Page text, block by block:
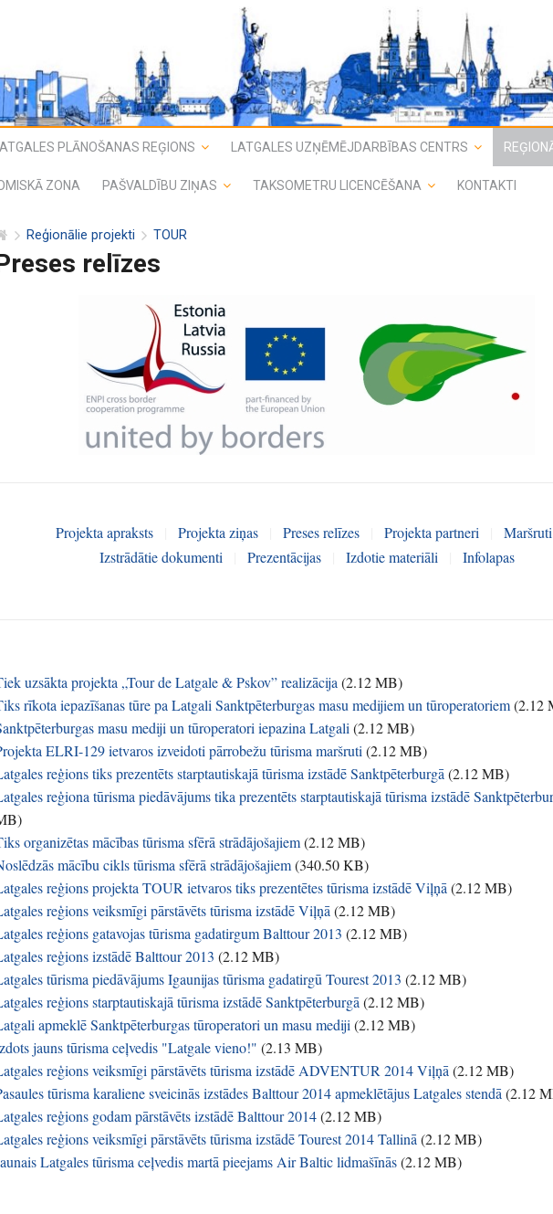
LATGALES PLĀNOŠANAS REĢIONS LATGALES UZŅĒMĒJDARBĪBAS CENTRS
ZONA PAŠVALDĪBU ZIŅAS TAKSOMETRU LICENCĒŠANA KONTAKTI
Reģionālie projekti TOUR
relīzes
Projekta apraksts Projekta ziņas Preses relīzes Projekta partneri
Maršruti
Izstrādātie dokumenti
Prezentācijas Izdotie materiāli Infolapas
uzsākta projekta „Tour de Latgale & Pskov” realizācija (2.12 MB)
rīkota iepazīšanas tūre pa Latgali Sanktpēterburgas masu medijiem un tūroperatoriem(2.12
masu mediji un tūroperatori iepazina Latgali (2.12 MB)
ELRI-129 ietvaros izveidoti pārrobežu tūrisma maršruti (2.12 MB)
reģions tiks prezentēts starptautiskajā tūrisma izstādē Sanktpēterburgā (2.12 MB)
reģiona tūrisma piedāvājums tika prezentēts starptautiskajā tūrisma izstādē
)
organizētas mācības tūrisma sfērā strādājošajiem(2.12 MB)
mācību cikls tūrisma sfērā strādājošajiem(340.50 KB)
reģions projekta TOUR ietvaros tiks prezentētes tūrisma izstādē Viļņā (2.12 MB)
reģions veiksmīgi pārstāvēts tūrisma izstādē Viļņā (2.12 MB)
reģions gatavojas tūrisma gadatirgum Balttour 2013 (2.12 MB)
reģions izstādē Balttour 2013 (2.12 MB)
tūrisma piedāvājums Igaunijas tūrisma gadatirgū Tourest 2013 (2.12 MB)
reģions starptautiskajā tūrisma izstādē Sanktpēterburgā (2.12 MB)
apmeklē Sanktpēterburgas tūroperatori un masu mediji (2.12 MB)
jauns tūrisma ceļvedis "Latgale vieno!" (2.13 MB)
reģions veiksmīgi pārstāvēts tūrisma izstādē ADVENTUR 2014 Viļņā (2.12 MB)
tūrisma karaliene sveicinās izstādes Balttour 2014 apmeklētājus Latgales stendā (2.12
reģions godam pārstāvēts izstādē Balttour 2014(2.12 MB)
reģions veiksmīgi pārstāvēts tūrisma izstādē Tourest 2014 Tallinā (2.12 MB)
Latgales tūrisma ceļvedis martā pieejams Air Baltic lidmašīnās(2.12 MB)